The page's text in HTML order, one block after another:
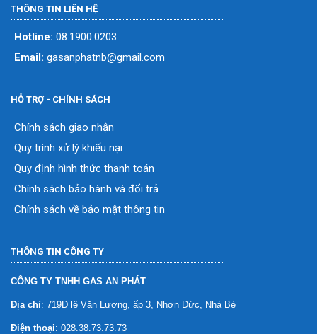
THÔNG TIN LIÊN HỆ
Hotline: 08.1900.0203
Email: gasanphatnb@gmail.com
HỖ TRỢ - CHÍNH SÁCH
Chính sách giao nhận
Quy trình xử lý khiếu nại
Quy định hình thức thanh toán
Chính sách bảo hành và đổi trả
Chính sách về bảo mật thông tin
THÔNG TIN CÔNG TY
CÔNG TY TNHH GAS AN PHÁT
Địa chỉ: 719D lê Văn Lương, ấp 3, Nhơn Đức, Nhà Bè
Điện thoại: 028.38.73.73.73